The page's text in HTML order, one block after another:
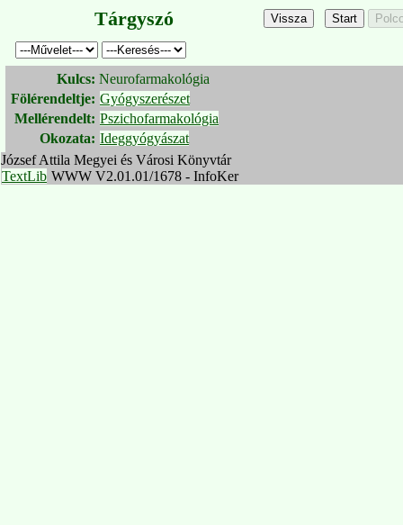
Tárgyszó
Kulcs: Neurofarmakológia
Fölérendeltje: Gyógyszerészet
Mellérendelt: Pszichofarmakológia
Okozata: Ideggyógyászat
József Attila Megyei és Városi Könyvtár
TextLib WWW V2.01.01/1678 - InfoKer